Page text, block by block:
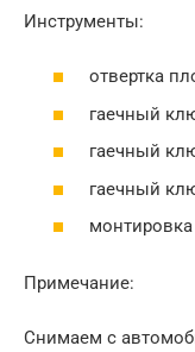
Инструменты:
отвертка
гаечный
гаечный
гаечный
Примечание:
Снимаем с